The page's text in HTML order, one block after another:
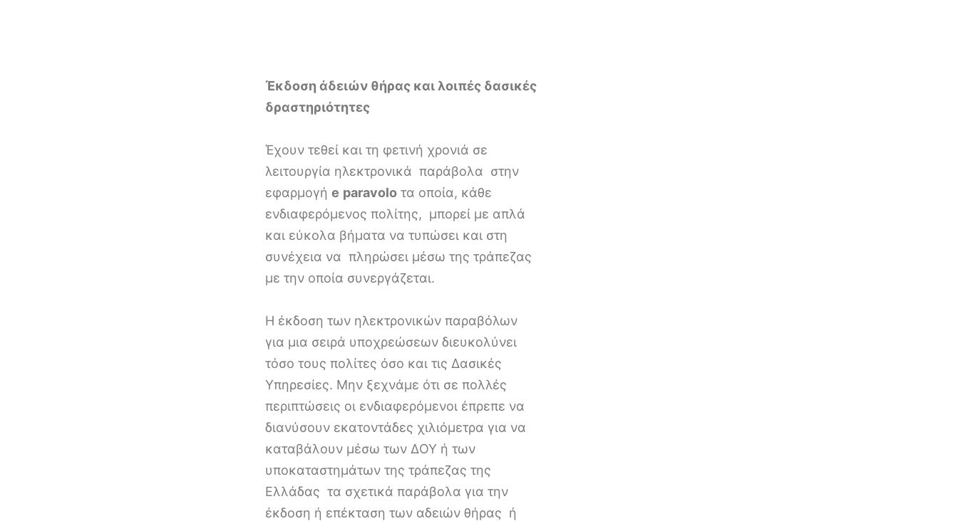
Έκδοση άδειών θήρας και λοιπές δασικές
δραστηριότητες
Έχουν τεθεί και τη φετινή χρονιά σε
λειτουργία ηλεκτρονικά παράβολα στην
εφαρμογή e paravolo τα οποία, κάθε
ενδιαφερόμενος πολίτης, μπορεί με απλά
και εύκολα βήματα να τυπώσει και στη
συνέχεια να πληρώσει μέσω της τράπεζας
με την οποία συνεργάζεται.
Η έκδοση των ηλεκτρονικών παραβόλων
για μια σειρά υποχρεώσεων διευκολύνει
τόσο τους πολίτες όσο και τις Δασικές
Υπηρεσίες. Μην ξεχνάμε ότι σε πολλές
περιπτώσεις οι ενδιαφερόμενοι έπρεπε να
διανύσουν εκατοντάδες χιλιόμετρα για να
καταβάλουν μέσω των ΔΟΥ ή των
υποκαταστημάτων της τράπεζας της
Ελλάδας τα σχετικά παράβολα για την
έκδοση ή επέκταση των αδειών θήρας ή